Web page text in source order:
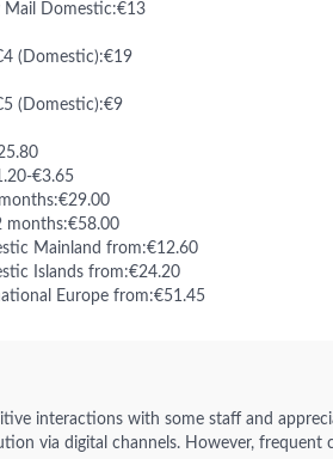
Mail Domestic:€13
(Domestic):€19
(Domestic):€9
€3.65
months:€58.00
Mainland from:€12.60
Islands from:€24.20
Europe from:€51.45
interactions with some staff and
via digital channels. However, frequent